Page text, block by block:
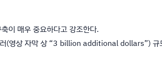
이 매우 중요하다고 강조한다.
러(영상 자막 상 “3 billion additional dollars”) 규